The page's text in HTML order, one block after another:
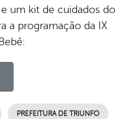
um kit de cuidados do
a programação da IX
PREFEITURA DE TRIUNFO